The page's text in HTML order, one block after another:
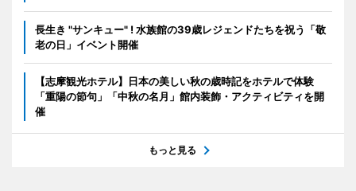
長生き "サンキュー" ! 水族館の39歳レジェンドたちを祝う「敬
老の日」イベント開催
【志摩観光ホテル】日本の美しい秋の歳時記をホテルで体験
「重陽の節句」「中秋の名月」館内装飾・アクティビティを開
催
もっと見る